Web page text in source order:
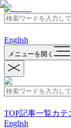
English
メニューを開く
TOP記事一覧カテ
English